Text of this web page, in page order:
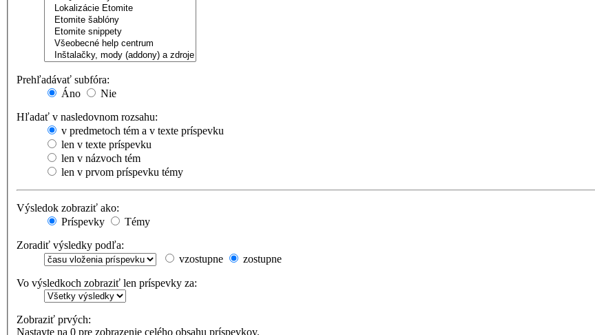
Prehľadávať subfóra:
Áno
Nie
Hľadať v nasledovnom rozsahu:
v predmetoch tém a v texte príspevku
len v texte príspevku
len v názvoch tém
len v prvom príspevku témy
Výsledok zobraziť ako:
Príspevky
Témy
Zoradiť výsledky podľa:
vzostupne
zostupne
Vo výsledkoch zobraziť len príspevky za:
Zobraziť prvých:
Nastavte na 0 pre zobrazenie celého obsahu príspevkov.